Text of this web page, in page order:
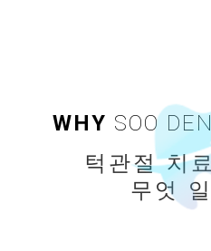
WHY SOO
턱관절 치
무엇